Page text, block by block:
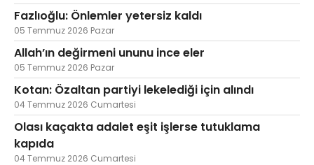
Fazlıoğlu: Önlemler yetersiz kaldı
05 Temmuz 2026 Pazar
Allah’ın değirmeni ununu ince eler
05 Temmuz 2026 Pazar
Kotan: Özaltan partiyi lekelediği için alındı
04 Temmuz 2026 Cumartesi
Olası kaçakta adalet eşit işlerse tutuklama
kapıda
04 Temmuz 2026 Cumartesi